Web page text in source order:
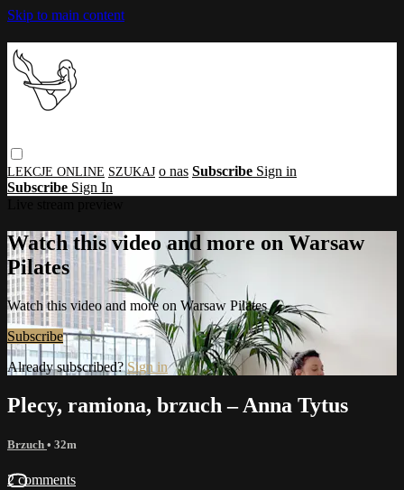
Skip to main content
o nas Subscribe Sign in
Subscribe Sign In
Watch this video and more on Warsaw
Pilates
Watch this video and more on Warsaw Pilates
Subscribe
Already subscribed? Sign in
Plecy, ramiona, brzuch – Anna Tytus
Brzuch • 32m
2 comments